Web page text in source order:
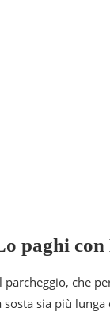
paghi
che
sia più